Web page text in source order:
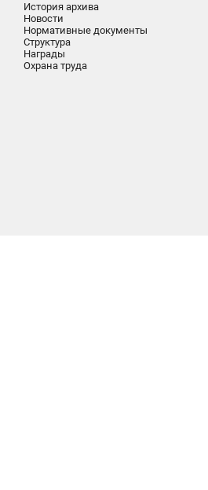
История архива
Новости
Нормативные документы
Структура
Награды
Охрана труда